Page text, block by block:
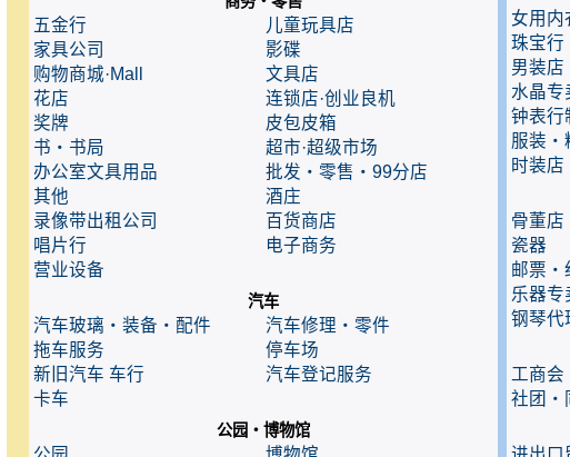
五金行
儿童玩具店
家具公司
影碟
购物商城·Mall
文具店
花店
连锁店·创业良机
奖牌
皮包皮箱
书・书局
超市·超级市场
办公室文具用品
批发・零售・99分店
其他
酒庄
录像带出租公司
百货商店
唱片行
电子商务
营业设备
汽车
汽车玻璃・装备・配件
汽车修理・零件
拖车服务
停车场
新旧汽车 车行
汽车登记服务
卡车
公园・博物馆
女用内
珠宝行
男装店
水晶专
钟表行
服装・
时装店
骨董店
瓷器
邮票・
乐器专
钢琴代
工商会
社团・